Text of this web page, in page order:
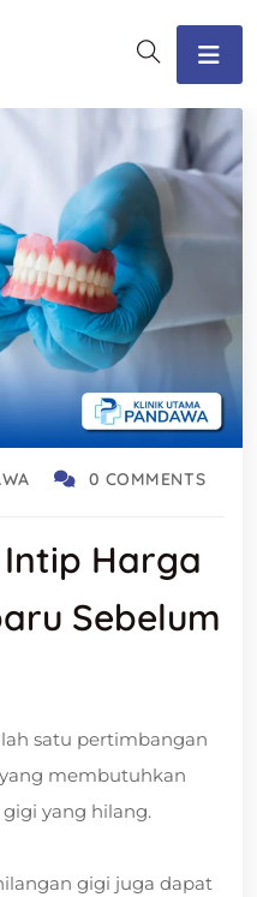
0 COMMENTS
Harga
Sebelum
satu pertimbangan
membutuhkan
yang hilang.
gigi juga dapat